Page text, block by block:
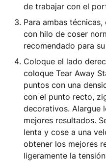
de trabajar con el
Para ambas
con hilo de coser
recomendado para
Coloque el lado
coloque Tear Away
puntos con una
con el punto recto,
decorativos. Alargue
mejores resultados.
lenta y cose a una
obtener los mejores
ligeramente la